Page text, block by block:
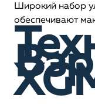
Широкий набор
обеспечивают